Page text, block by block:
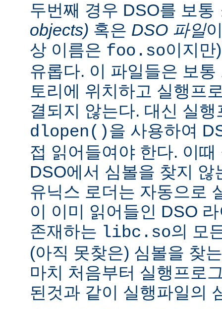
두번째 경우 DSO를 보통
objects) 혹은 DSO 파일
상 이름은 foo.so이지만
유롭다. 이 파일들은 보
토리에 위치하고 실행프
결되지 않는다. 대신 실
dlopen()을 사용하여
접 읽어들여야 한다. 이
DSO에서 심볼을 찾지 않
유닉스 로더는 자동으로
이 이미 읽어들인 DSO
존재하는 libc.so의 모
(아직 못찾은) 심볼을 찾
마치 처음부터 실행프로
된것과 같이 실행파일의